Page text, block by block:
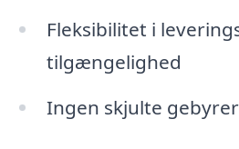
Fleksibilitet i
tilgængelighed
Ingen skjulte